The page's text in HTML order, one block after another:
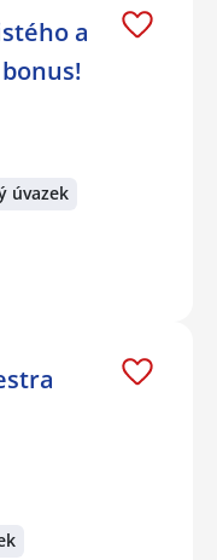
a
úvazek